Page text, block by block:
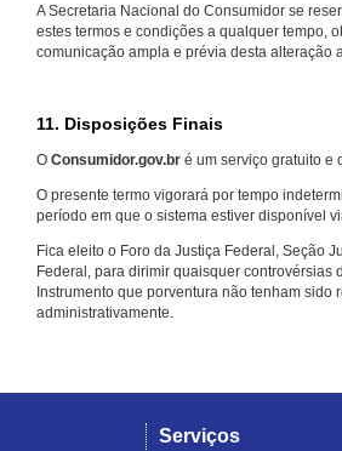
A Secretaria Nacional do Consumidor se
estes termos e condições a qualquer tempo,
comunicação ampla e prévia desta alteração
11. Disposições Finais
O Consumidor.gov.br é um serviço gratuito e
O presente termo vigorará por tempo
período em que o sistema estiver disponível
Fica eleito o Foro da Justiça Federal, Seção
Federal, para dirimir quaisquer controvérsias
Instrumento que porventura não tenham sido
administrativamente.
Serviços